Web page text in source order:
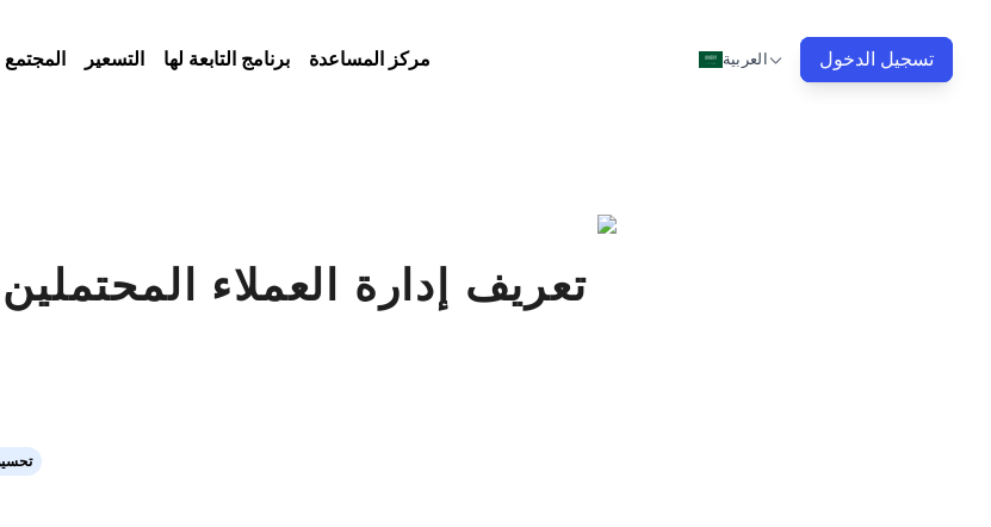
المجتمع التسعير برنامج التابعة لها مركز المساعدة العربية تسجيل الدخول